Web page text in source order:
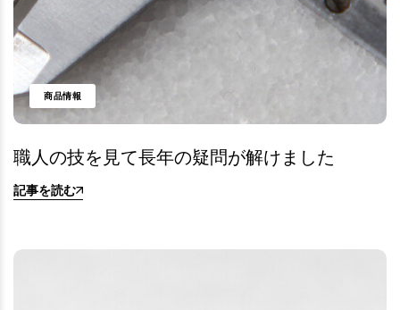
商品情報
職人の技を見て長年の疑問が解けました
記事を読む